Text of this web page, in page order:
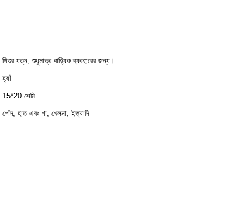
শিশুর যত্ন, শুধুমাত্র বাহ্যিক ব্যবহারের জন্য।
হ্যাঁ
15*20 সেমি
পোঁদ, হাত এবং পা, খেলনা, ইত্যাদি